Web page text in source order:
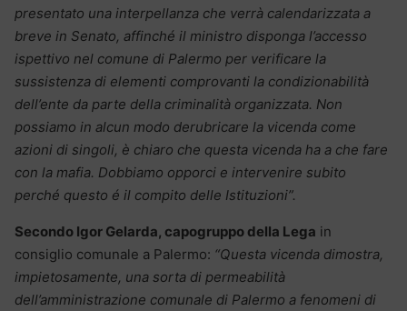
presentato una interpellanza che verrà calendarizzata a
breve in Senato, affinché il ministro disponga l’accesso
ispettivo nel comune di Palermo per verificare la
sussistenza di elementi comprovanti la condizionabilità
dell’ente da parte della criminalità organizzata. Non
possiamo in alcun modo derubricare la vicenda come
azioni di singoli, è chiaro che questa vicenda ha a che fare
con la mafia. Dobbiamo opporci e intervenire subito
perché questo é il compito delle Istituzioni”.
Secondo Igor Gelarda, capogruppo della Lega in
consiglio comunale a Palermo: “Questa vicenda dimostra,
impietosamente, una sorta di permeabilità
dell’amministrazione comunale di Palermo a fenomeni di